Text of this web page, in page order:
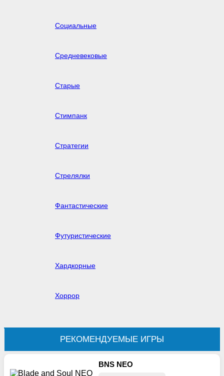
Социальные
Средневековые
Старые
Стимпанк
Стратегии
Стрелялки
Фантастические
Футуристические
Хардкорные
Хоррор
РЕКОМЕНДУЕМЫЕ ИГРЫ
BNS NEO